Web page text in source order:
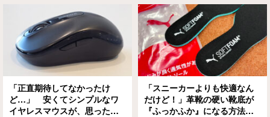
「正直期待してなかったけ
ど…」 安くてシンプルなワ
イヤレスマウスが、思った以
「スニーカーよりも快適なん
だけど！」革靴の硬い靴底が
『ふっかふか』になる方法に